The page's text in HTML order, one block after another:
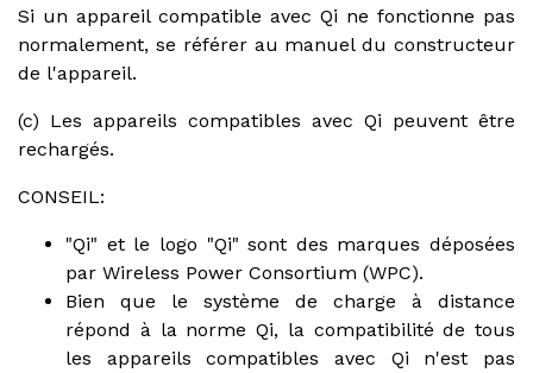
Si un appareil compatible avec Qi ne fonctionne pas
normalement, se référer au manuel du constructeur
de l'appareil.
(c) Les appareils compatibles avec Qi peuvent être
rechargés.
CONSEIL:
"Qi" et le logo "Qi" sont des marques déposées
par Wireless Power Consortium (WPC).
Bien que le système de charge à distance
répond à la norme Qi, la compatibilité de tous
les appareils compatibles avec Qi n'est pas